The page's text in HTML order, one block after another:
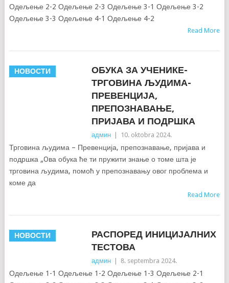
Одељење 2-2 Одељење 2-3 Одељење 3-1 Одељење 3-2
Одељење 3-3 Одељење 4-1 Одељење 4-2
Read More
НОВОСТИ
ОБУКА ЗА УЧЕНИКЕ-
ТРГОВИНА ЉУДИМА-
ПРЕВЕНЦИЈА,
ПРЕПОЗНАВАЊЕ,
ПРИЈАВА И ПОДРШКА
админ 10. oktobra 2024.
Трговина људима – Превенција, препознавање, пријава и
подршка „Oва обука ће ти пружити знање о томе шта је
трговина људима, помоћ у препознавању овог проблема и
коме да
Read More
НОВОСТИ
РАСПОРЕД ИНИЦИЈАЛНИХ
ТЕСТОВА
админ 8. septembra 2024.
Одељење 1-1 Одељење 1-2 Одељење 1-3 Одељење 2-1